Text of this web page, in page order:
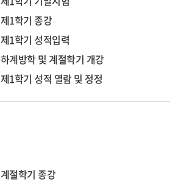
제1학기 종강
제1학기 성적입력
하계방학 및 계절학기 개강
제1학기 성적 열람 및 정정
계절학기 종강